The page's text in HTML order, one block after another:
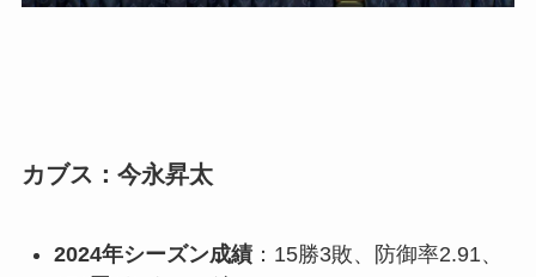
カブス：今永昇太
2024年シーズン成績：15勝3敗、防御率2.91、